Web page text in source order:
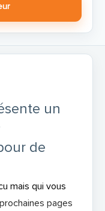
un
de
mais qui vous
pages